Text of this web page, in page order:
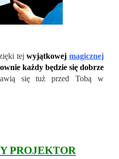
tejwyjątkowej magicznej
każdy będzie się dobrze
się tuż przed Tobą w
PROJEKTOR